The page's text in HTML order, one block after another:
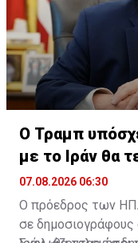
Ο Τραμπ
με το Ιράν θα
07.08.2026 06:30
Ο πρόεδρος των
σε δημοσιογράφους